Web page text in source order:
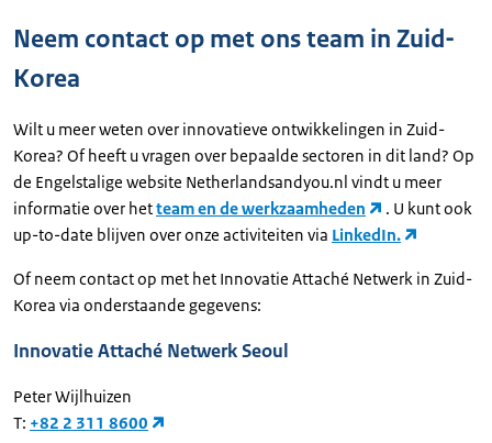
Neem contact op met ons team in Zuid-
Korea
Wilt u meer weten over innovatieve ontwikkelingen in Zuid-
Korea? Of heeft u vragen over bepaalde sectoren in dit land? Op
de Engelstalige website Netherlandsandyou.nl vindt u meer
informatie over hetteam en de werkzaamheden
. U kunt ook
up-to-date blijven over onze activiteiten via LinkedIn.
Of neem contact op met het Innovatie Attaché Netwerk in Zuid-
Korea via onderstaande gegevens:
Innovatie Attaché Netwerk Seoul
Peter Wijlhuizen
T: +82 2 311 8600